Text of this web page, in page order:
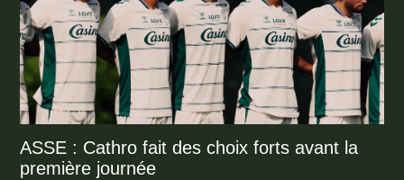
ASSE : Cathro fait des choix forts avant la
première journée